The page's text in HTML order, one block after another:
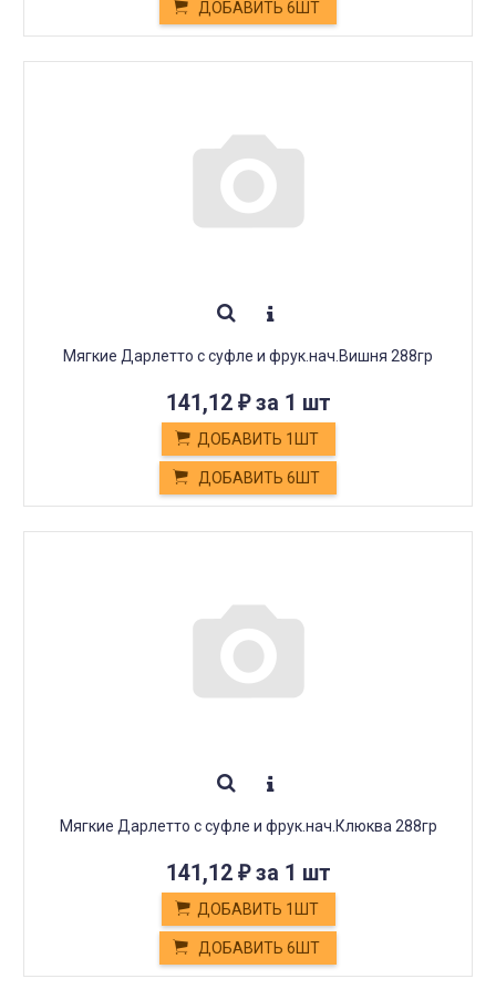
ДОБАВИТЬ 6ШТ
Мягкие Дарлетто с суфле и фрук.нач.Вишня 288гр
141,12 ₽за 1 шт
ДОБАВИТЬ 1ШТ
ДОБАВИТЬ 6ШТ
Мягкие Дарлетто с суфле и фрук.нач.Клюква 288гр
141,12 ₽за 1 шт
ДОБАВИТЬ 1ШТ
ДОБАВИТЬ 6ШТ